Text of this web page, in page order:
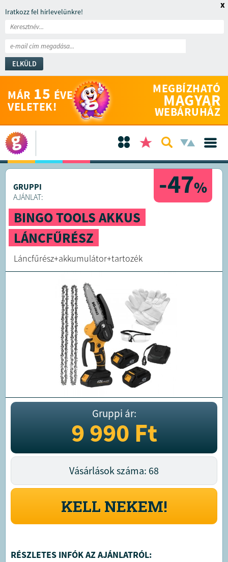
Iratkozz fel hírlevelünkre!
ELKÜLD
x
MÁR 15 ÉVE
VELETEK!
MEGBÍZHATÓ
MAGYAR
WEBÁRUHÁZ
-47%
GRUPPI
AJÁNLAT:
BINGO TOOLS AKKUS
LÁNCFŰRÉSZ
Láncfűrész+akkumulátor+tartozék
Gruppi ár:
9 990Ft
Vásárlások száma: 68
KELL NEKEM!
RÉSZLETES INFÓK AZ AJÁNLATRÓL: